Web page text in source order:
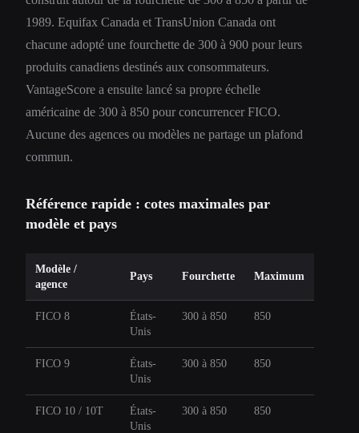
1989. Equifax Canada et TransUnion Canada ont
chacune adopté une fourchette de 300 à 900 pour leurs
produits canadiens destinés aux consommateurs.
VantageScore a ensuite lancé sa propre échelle
américaine de 300 à 850 pour concurrencer FICO.
Aucune des agences ou modèles ne partage un plafond
commun.
Référence rapide : cotes maximales par
modèle et pays
Modèle /
agence
Pays Fourchette Maximum
FICO 8
États-
Unis
300 à 850 850
FICO 9
États-
Unis
300 à 850 850
FICO 10 / 10T
États-
Unis
300 à 850 850